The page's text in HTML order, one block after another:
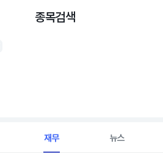
종목검색
재무 뉴스